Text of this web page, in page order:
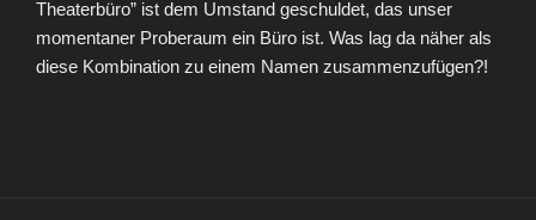
Theaterbüro” ist dem Umstand geschuldet, das unser
momentaner Proberaum ein Büro ist. Was lag da näher als
diese Kombination zu einem Namen zusammenzufügen?!